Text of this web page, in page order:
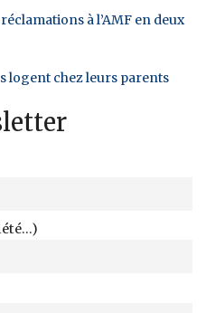
à l’AMF en deux
logent chez leurs parents